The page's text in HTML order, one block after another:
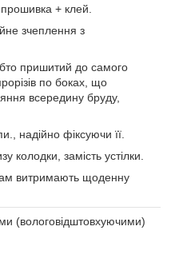
+ клей.
зчеплення з
пришитий до самого
по боках, що
всередину бруду,
надійно фіксуючи її.
колодки, замість устілки.
витримають щоденну
(вологовідштовхуючими)